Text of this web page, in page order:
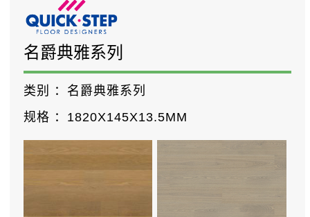
名爵典雅系列
类别 ： 名爵典雅系列
规格 ： 1820X145X13.5MM